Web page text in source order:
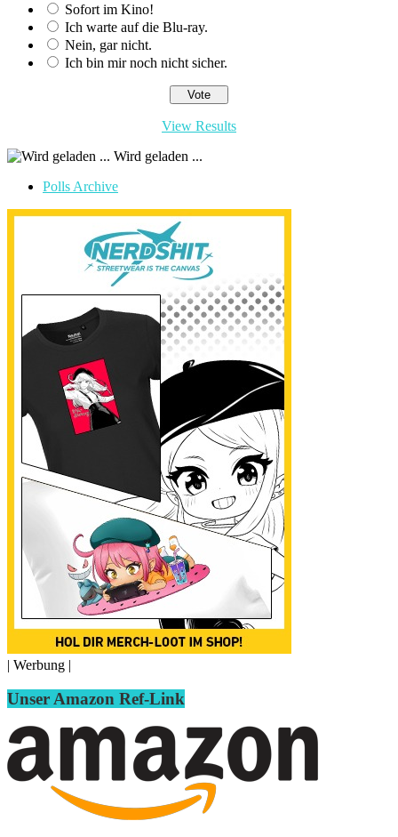
Sofort im Kino!
Ich warte auf die Blu-ray.
Nein, gar nicht.
Ich bin mir noch nicht sicher.
View Results
Wird geladen ...
Polls Archive
| Werbung |
Unser Amazon Ref-Link